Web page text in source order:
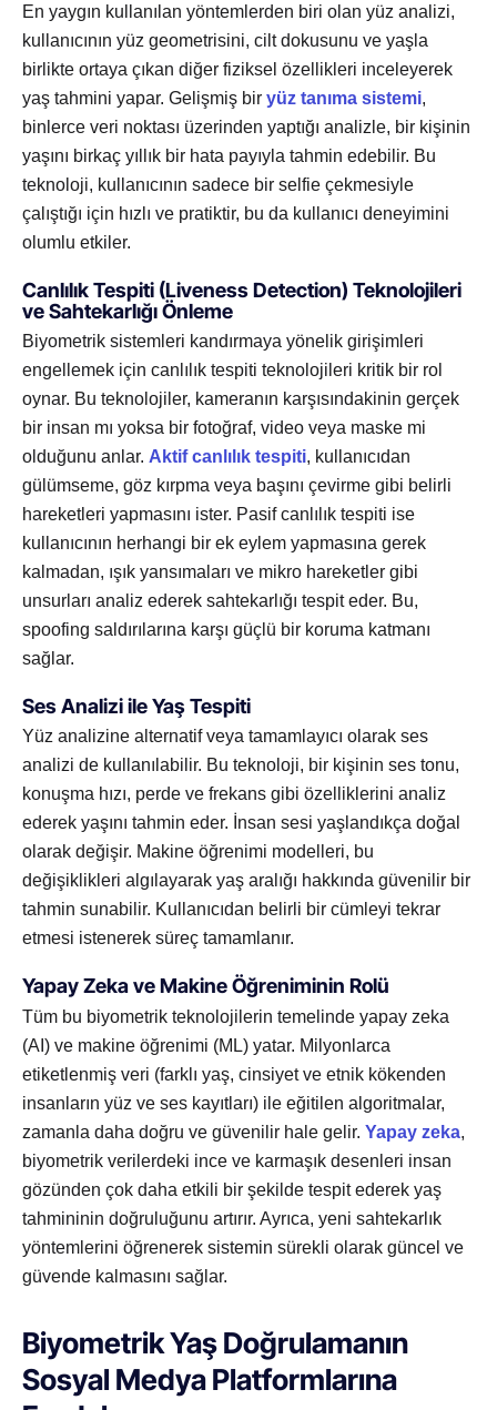
En yaygın kullanılan yöntemlerden biri olan yüz analizi,
kullanıcının yüz geometrisini, cilt dokusunu ve yaşla
birlikte ortaya çıkan diğer fiziksel özellikleri inceleyerek
yaş tahmini yapar. Gelişmiş bir yüz tanıma sistemi,
binlerce veri noktası üzerinden yaptığı analizle, bir kişinin
yaşını birkaç yıllık bir hata payıyla tahmin edebilir. Bu
teknoloji, kullanıcının sadece bir selfie çekmesiyle
çalıştığı için hızlı ve pratiktir, bu da kullanıcı deneyimini
olumlu etkiler.
Canlılık Tespiti (Liveness Detection) Teknolojileri
ve Sahtekarlığı Önleme
Biyometrik sistemleri kandırmaya yönelik girişimleri
engellemek için canlılık tespiti teknolojileri kritik bir rol
oynar. Bu teknolojiler, kameranın karşısındakinin gerçek
bir insan mı yoksa bir fotoğraf, video veya maske mi
olduğunu anlar. Aktif canlılık tespiti, kullanıcıdan
gülümseme, göz kırpma veya başını çevirme gibi belirli
hareketleri yapmasını ister. Pasif canlılık tespiti ise
kullanıcının herhangi bir ek eylem yapmasına gerek
kalmadan, ışık yansımaları ve mikro hareketler gibi
unsurları analiz ederek sahtekarlığı tespit eder. Bu,
spoofing saldırılarına karşı güçlü bir koruma katmanı
sağlar.
Ses Analizi ile Yaş Tespiti
Yüz analizine alternatif veya tamamlayıcı olarak ses
analizi de kullanılabilir. Bu teknoloji, bir kişinin ses tonu,
konuşma hızı, perde ve frekans gibi özelliklerini analiz
ederek yaşını tahmin eder. İnsan sesi yaşlandıkça doğal
olarak değişir. Makine öğrenimi modelleri, bu
değişiklikleri algılayarak yaş aralığı hakkında güvenilir bir
tahmin sunabilir. Kullanıcıdan belirli bir cümleyi tekrar
etmesi istenerek süreç tamamlanır.
Yapay Zeka ve Makine Öğreniminin Rolü
Tüm bu biyometrik teknolojilerin temelinde yapay zeka
(AI) ve makine öğrenimi (ML) yatar. Milyonlarca
etiketlenmiş veri (farklı yaş, cinsiyet ve etnik kökenden
insanların yüz ve ses kayıtları) ile eğitilen algoritmalar,
zamanla daha doğru ve güvenilir hale gelir. Yapay zeka,
biyometrik verilerdeki ince ve karmaşık desenleri insan
gözünden çok daha etkili bir şekilde tespit ederek yaş
tahmininin doğruluğunu artırır. Ayrıca, yeni sahtekarlık
yöntemlerini öğrenerek sistemin sürekli olarak güncel ve
güvende kalmasını sağlar.
Biyometrik Yaş Doğrulamanın
Sosyal Medya Platformlarına